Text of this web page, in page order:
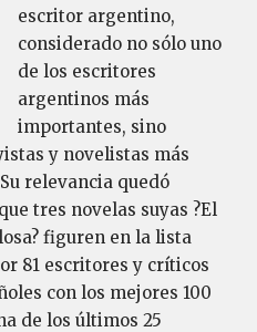
escritor argentino,
considerado no sólo uno
de los escritores
argentinos más
importantes, sino
y novelistas más
relevancia quedó
tres novelas suyas ?El
figuren en la lista
81 escritores y críticos
con los mejores 100
de los últimos 25